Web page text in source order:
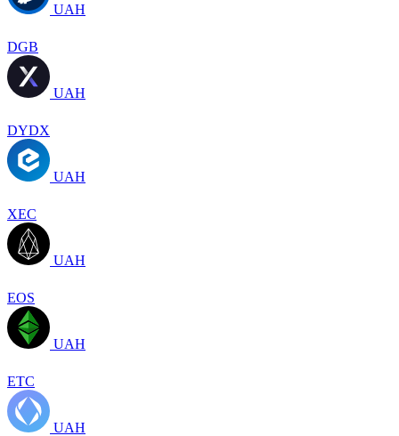
UAH
DGB
UAH
DYDX
UAH
XEC
UAH
EOS
UAH
ETC
UAH